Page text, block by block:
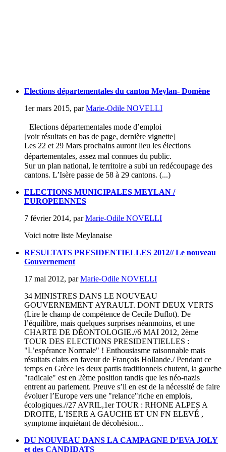
Elections départementales du canton Meylan- Domène
1er mars 2015, parMarie-Odile NOVELLI
Elections départementales mode d’emploi
[voir résultats en bas de page, dernière vignette]
Les 22 et 29 Mars prochains auront lieu les élections
départementales, assez mal connues du public.
Sur un plan national, le territoire a subi un redécoupage des
cantons. L’Isère passe de 58 à 29 cantons. (...)
ELECTIONS MUNICIPALES MEYLAN /
EUROPEENNES
7 février 2014, parMarie-Odile NOVELLI
Voici notre liste Meylanaise
RESULTATS PRESIDENTIELLES 2012// Le nouveau
Gouvernement
17 mai 2012, parMarie-Odile NOVELLI
34 MINISTRES DANS LE NOUVEAU
GOUVERNEMENT AYRAULT. DONT DEUX VERTS
(Lire le champ de compétence de Cecile Duflot). De
l’équilibre, mais quelques surprises néanmoins, et une
CHARTE DE DÉONTOLOGIE.//6 MAI 2012, 2ème
TOUR DES ELECTIONS PRESIDENTIELLES :
"L’espérance Normale" ! Enthousiasme raisonnable mais
résultats clairs en faveur de François Hollande./ Pendant ce
temps en Grèce les deux partis traditionnels chutent, la gauche
"radicale" est en 2ème position tandis que les néo-nazis
entrent au parlement. Preuve s’il en est de la nécessité de faire
évoluer l’Europe vers une "relance"riche en emplois,
écologiques.//27 AVRIL,1er TOUR : RHONE ALPES A
DROITE, L’ISERE A GAUCHE ET UN FN ELEVÉ ,
symptome inquiétant de décohésion...
DU NOUVEAU DANS LA CAMPAGNE D’EVA JOLY
et des CANDIDATS